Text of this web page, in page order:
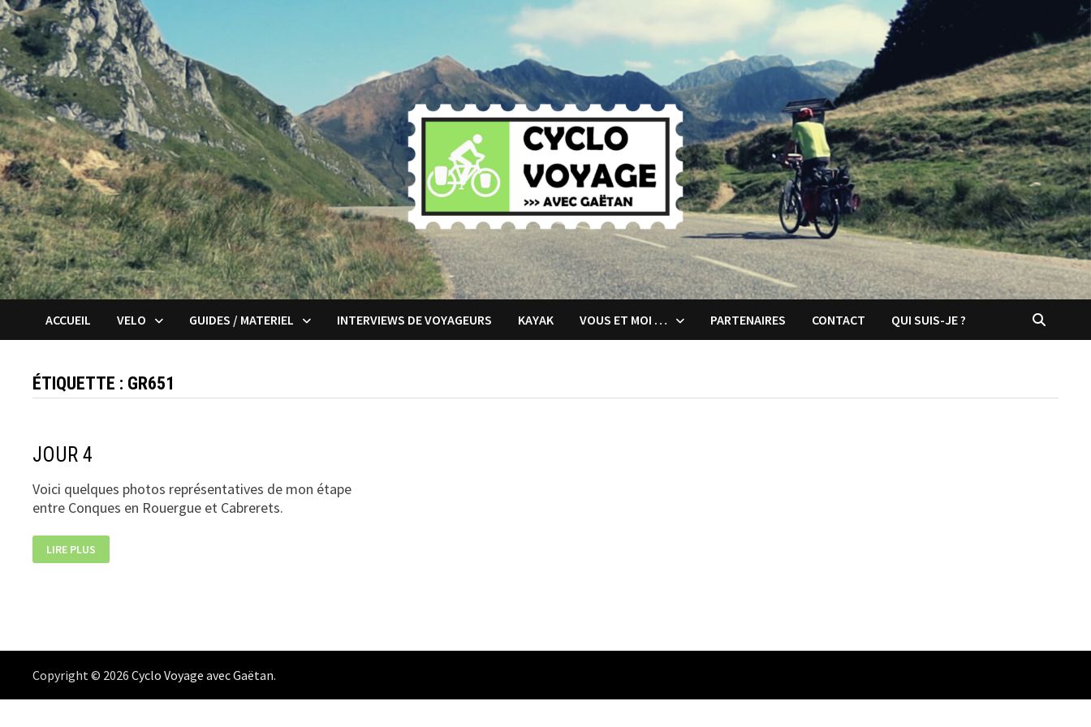
Passer
au
contenu
ACCUEIL VELO GUIDES / MATERIEL INTERVIEWS DE VOYAGEURS KAYAK VOUS ET MOI … PARTENAIRES CONTACT QUI SUIS-JE ?
ÉTIQUETTE : GR651
JOUR 4
Voici quelques photos représentatives de mon étape
entre Conques en Rouergue et Cabrerets.
JOUR
4
LIRE PLUS
Copyright © 2026Cyclo Voyage avec Gaëtan.